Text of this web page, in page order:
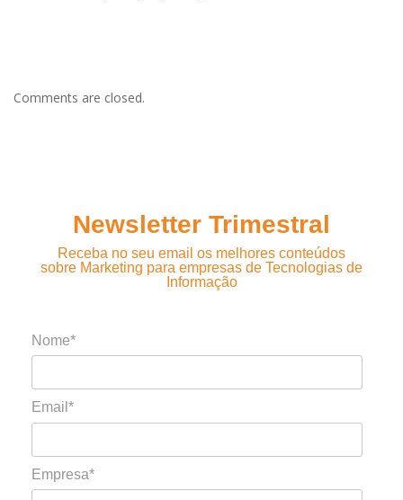
Comments are closed.
Newsletter Trimestral
Receba no seu email os melhores conteúdos
sobre Marketing para empresas de Tecnologias de
Informação
Nome*
Email*
Empresa*